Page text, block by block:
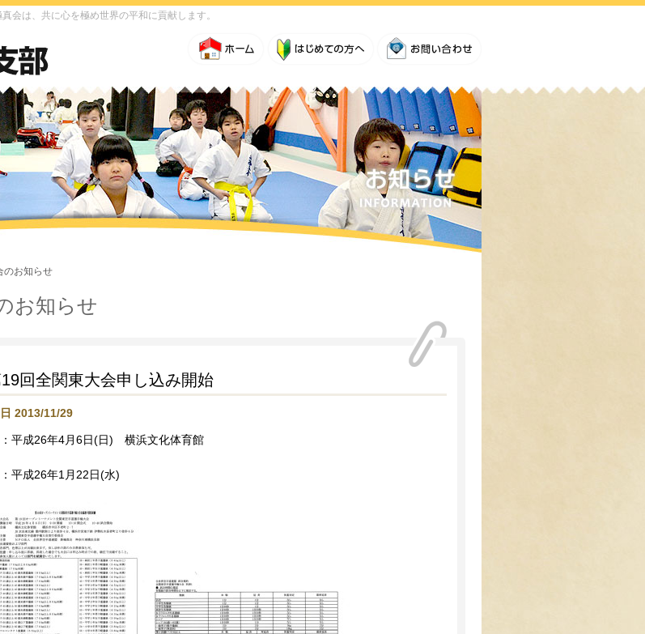
会は、共に心を極め世界の平和に貢献します。
のお知らせ
お知らせ
回全関東大会申し込み開始
2013/11/29
平成26年4月6日(日) 横浜文化体育館
平成26年1月22日(水)